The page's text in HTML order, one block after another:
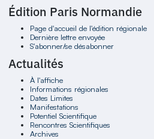
Édition Paris Normandie
Page d'accueil de l'édition régionale
Dernière lettre envoyée
S'abonner/se désabonner
Actualités
À l'affiche
Informations régionales
Dates Limites
Manifestations
Potentiel Scientifique
Rencontres Scientifiques
Archives